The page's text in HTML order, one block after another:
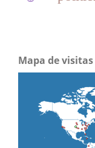
Mapa de visitas